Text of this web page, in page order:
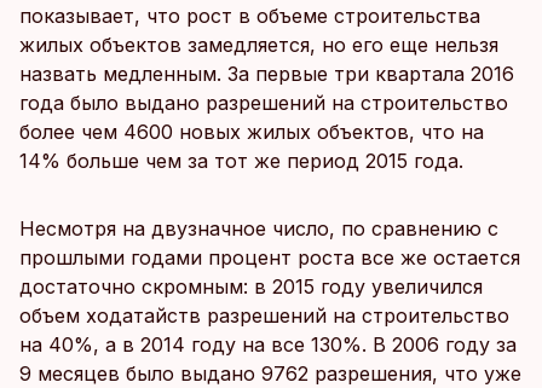
показывает, что рост в объеме строительства
жилых объектов замедляется, но его еще нельзя
назвать медленным. За первые три квартала 2016
года было выдано разрешений на строительство
более чем 4600 новых жилых объектов, что на
14% больше чем за тот же период 2015 года.
Несмотря на двузначное число, по сравнению с
прошлыми годами процент роста все же остается
достаточно скромным: в 2015 году увеличился
объем ходатайств разрешений на строительство
на 40%, а в 2014 году на все 130%. В 2006 году за
9 месяцев было выдано 9762 разрешения, что уже